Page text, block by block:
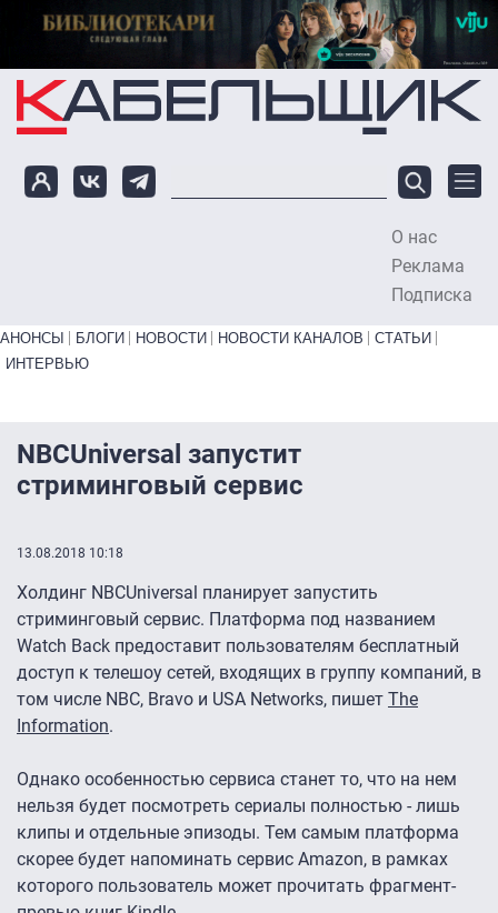
Перейти к основному содержанию
О нас
Реклама
Подписка
Primary links bottom
АНОНСЫ БЛОГИ НОВОСТИ НОВОСТИ КАНАЛОВ
СТАТЬИ
ИНТЕРВЬЮ
NBCUniversal запустит
стриминговый сервис
13.08.2018 10:18
Холдинг NBCUniversal планирует запустить
стриминговый сервис. Платформа под названием
Watch Back предоставит пользователям бесплатный
доступ к телешоу сетей, входящих в группу компаний, в
том числе NBC, Bravo и USA Networks, пишет The
Information.
Однако особенностью сервиса станет то, что на нем
нельзя будет посмотреть сериалы полностью - лишь
клипы и отдельные эпизоды. Тем самым платформа
скорее будет напоминать сервис Amazon, в рамках
которого пользователь может прочитать фрагмент-